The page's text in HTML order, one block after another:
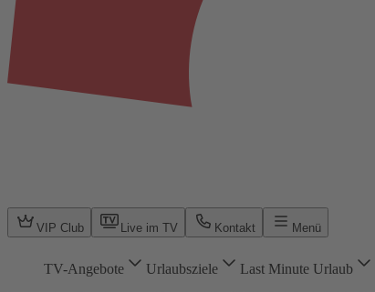
VIP Club Live im TV Kontakt Menü
TV-Angebote Urlaubsziele Last Minute Urlaub